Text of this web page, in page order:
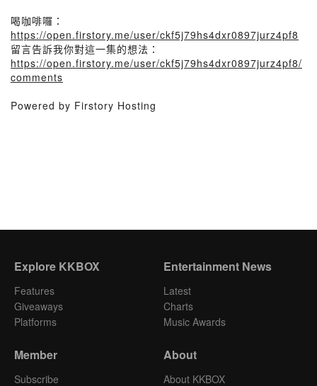
喝咖啡囉：
https://open.firstory.me/user/ckf5j79hs4dxr0897jurz4pf8
留言告訴我你對這一集的想法：
https://open.firstory.me/user/ckf5j79hs4dxr0897jurz4pf8/
comments
Powered by Firstory Hosting
Explore KKBOX
Features
Giveaways
Platforms
Entertainment News
Latest
Charts
Music Awards
Member
Subscribe
About
About KKBOX